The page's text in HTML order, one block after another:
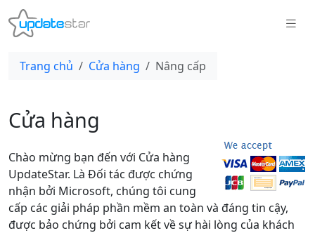
Trang chủ Cửa hàng Nâng cấp
Cửa hàng
Chào mừng bạn đến với Cửa hàng
UpdateStar. Là Đối tác được chứng
nhận bởi Microsoft, chúng tôi cung
cấp các giải pháp phần mềm an toàn và đáng tin cậy,
được bảo chứng bởi cam kết về sự hài lòng của khách